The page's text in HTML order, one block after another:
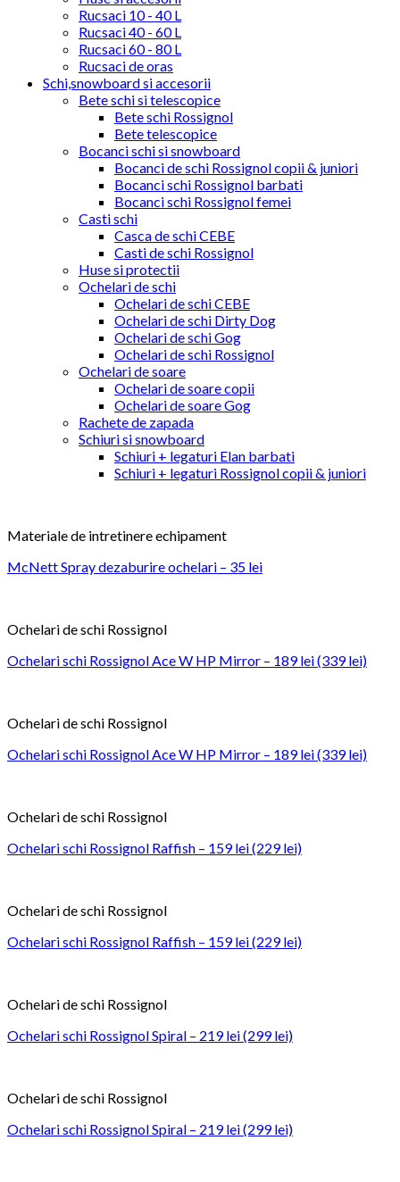
Rucsaci 10 - 40 L
Rucsaci 40 - 60 L
Rucsaci 60 - 80 L
Rucsaci de oras
Schi,snowboard si accesorii
Bete schi si telescopice
Bete schi Rossignol
Bete telescopice
Bocanci schi si snowboard
Bocanci de schi Rossignol copii & juniori
Bocanci schi Rossignol barbati
Bocanci schi Rossignol femei
Casti schi
Casca de schi CEBE
Casti de schi Rossignol
Huse si protectii
Ochelari de schi
Ochelari de schi CEBE
Ochelari de schi Dirty Dog
Ochelari de schi Gog
Ochelari de schi Rossignol
Ochelari de soare
Ochelari de soare copii
Ochelari de soare Gog
Rachete de zapada
Schiuri si snowboard
Schiuri + legaturi Elan barbati
Schiuri + legaturi Rossignol copii & juniori
Materiale de intretinere echipament
McNett Spray dezaburire ochelari – 35 lei
Ochelari de schi Rossignol
Ochelari schi Rossignol Ace W HP Mirror – 189 lei (339 lei)
Ochelari de schi Rossignol
Ochelari schi Rossignol Ace W HP Mirror – 189 lei (339 lei)
Ochelari de schi Rossignol
Ochelari schi Rossignol Raffish – 159 lei (229 lei)
Ochelari de schi Rossignol
Ochelari schi Rossignol Raffish – 159 lei (229 lei)
Ochelari de schi Rossignol
Ochelari schi Rossignol Spiral – 219 lei (299 lei)
Ochelari de schi Rossignol
Ochelari schi Rossignol Spiral – 219 lei (299 lei)